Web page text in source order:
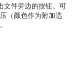
文件旁边的按钮。可
（颜色作为附加选